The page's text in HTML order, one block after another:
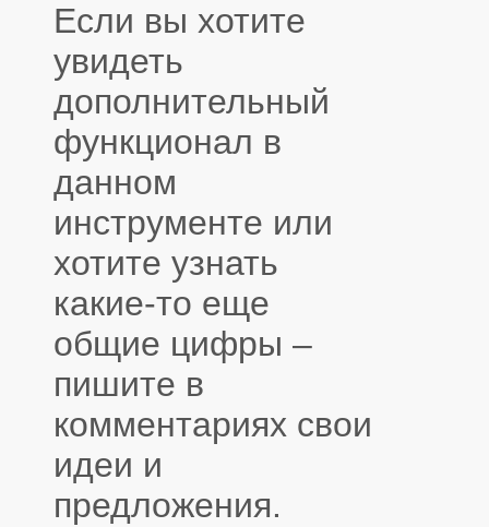
Если вы хотите
увидеть
дополнительный
функционал в
данном
инструменте или
хотите узнать
какие-то еще
общие цифры –
пишите в
комментариях свои
идеи и
предложения.